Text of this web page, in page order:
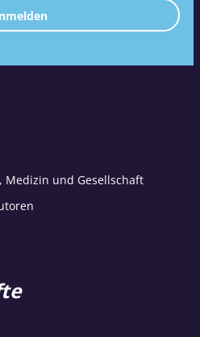
Medizin und Gesellschaft